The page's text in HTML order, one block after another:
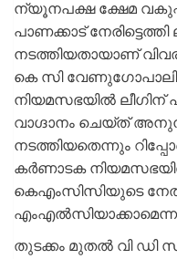
ന്യൂനപക്ഷ ക്ഷേമ
പാണക്കാട്
നടത്തിയതായാണ്
കെ സി
നിയമസഭയില്‍ ലീഗിന്
വാഗ്ദാനം ചെയ്ത്
നടത്തിയതെന്നും
കർണാടക
കെഎംസിസിയുടെ
തുടക്കം മുതല്‍ വി ഡി